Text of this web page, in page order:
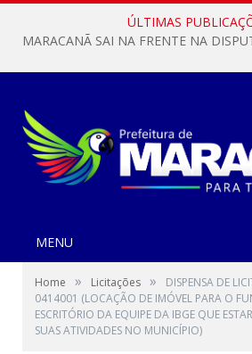
ÚLTIMAS
MENU
Home » Licitações »
DISPENSA DE
0414001 (LOCAÇÃO DE IMÓVEL PARA O
ESCRITÓRIO DA EQUIPE DA IBGE QUE
SUAS ATIVIDADES NO MUNICÍPIO)